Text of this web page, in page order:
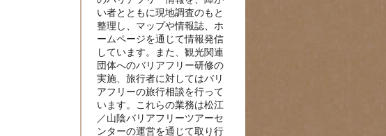
い者とともに現地調査のもと
整理し、マップや情報誌、ホ
ームページを通じて情報発信
しています。また、観光関連
団体へのバリアフリー研修の
実施、旅行者に対してはバリ
アフリーの旅行相談を行って
います。これらの業務は松江
／山陰バリアフリーツアーセ
ンターの運営を通じて取り行